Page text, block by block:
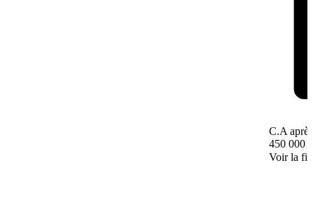
C.A
450 000 €
Voir la